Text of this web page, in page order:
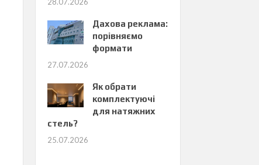
28.07.2026
Дахова реклама:
порівняємо
формати
27.07.2026
Як обрати
комплектуючі
для натяжних
стель?
25.07.2026